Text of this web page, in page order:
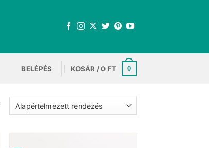
BELÉPÉS KOSÁR /0 FT 0